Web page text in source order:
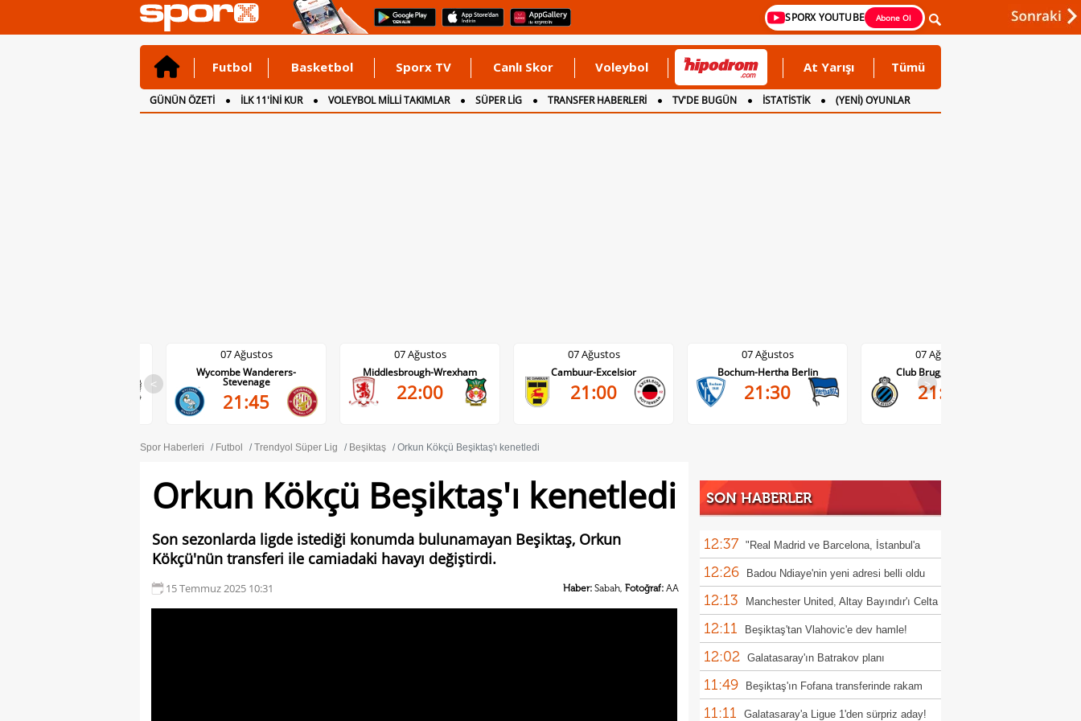
SPORX YOUTUBE Abone Ol
Futbol Basketbol Sporx TV Canlı Skor Voleybol At Yarışı Tümü
GÜNÜN ÖZETİ İLK 11'İNİ KUR VOLEYBOL MİLLİ TAKIMLAR SÜPER LİG TRANSFER HABERLERİ TV'DE BUGÜN İSTATİSTİK
(YENİ) OYUNLAR
CANLI ANLATIM
İNGİLTERE
<
07 Ağustos
Middlesbrough-Wrexham
22:00
07 Ağustos
Cambuur-Excelsior
21:00
07 Ağustos
Bochum-Hertha Berlin
21:30
07 Ağustos
Club Brugge-Kortrijk
21:45
07 Ağustos
Altach-WSG Tirol
20:30
>
Spor Haberleri Futbol Trendyol Süper Lig Beşiktaş Orkun Kökçü Beşiktaş'ı kenetledi
Orkun Kökçü Beşiktaş'ı kenetledi
Son sezonlarda ligde istediği konumda bulunamayan Beşiktaş, Orkun
Kökçü'nün transferi ile camiadaki havayı değiştirdi.
15 Temmuz 2025 10:31 Haber: Sabah, Fotoğraf: AA
SON HABERLER
12:37 "Real Madrid ve Barcelona, İstanbul'a
geliyor" iddiası!
12:26 Badou Ndiaye'nin yeni adresi belli oldu
12:13 Manchester United, Altay Bayındır'ı Celta
Vigo'ya kiraladı!
12:11 Beşiktaş'tan Vlahovic'e dev hamle!
Sörloth da masada
12:02 Galatasaray'ın Batrakov planı
11:49 Beşiktaş'ın Fofana transferinde rakam
belli oldu
11:11 Galatasaray'a Ligue 1'den sürpriz aday!